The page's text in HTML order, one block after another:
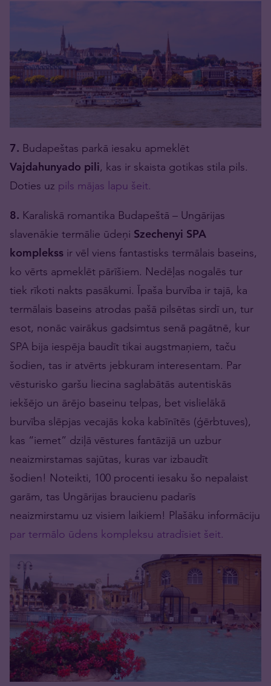
7. Budapeštas parkā iesaku apmeklēt
Vajdahunyado pili, kas ir skaista gotikas stila pils.
Doties uz pils mājas lapu šeit.
8. Karaliskā romantika Budapeštā – Ungārijas
slavenākie termālie ūdeņi Szechenyi SPA
komplekss ir vēl viens fantastisks termālais baseins,
ko vērts apmeklēt pārīšiem. Nedēļas nogalēs tur
tiek rīkoti nakts pasākumi. Īpaša burvība ir tajā, ka
termālais baseins atrodas pašā pilsētas sirdī un, tur
esot, nonāc vairākus gadsimtus senā pagātnē, kur
SPA bija iespēja baudīt tikai augstmaņiem, taču
šodien, tas ir atvērts jebkuram interesentam. Par
vēsturisko garšu liecina saglabātās autentiskās
iekšējo un ārējo baseinu telpas, bet vislielākā
burvība slēpjas vecajās koka kabīnītēs (ģērbtuves),
kas “iemet” dziļā vēstures fantāzijā un uzbur
neaizmirstamas sajūtas, kuras var izbaudīt
šodien! Noteikti, 100 procenti iesaku šo nepalaist
garām, tas Ungārijas braucienu padarīs
neaizmirstamu uz visiem laikiem! Plašāku informāciju
par termālo ūdens kompleksu atradīsiet šeit.